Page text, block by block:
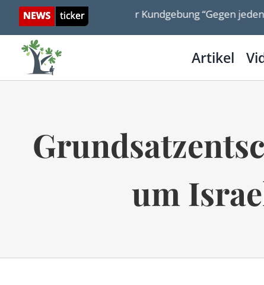
Skip
content
Stawski bei der Kundgebung “Gegen jeden
Artikel
um